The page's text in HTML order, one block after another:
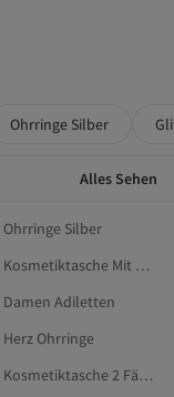
Ohrringe Silber
Alles Sehen
Ohrringe Silber
Kosmetiktasche Mit Pinselfach
Damen Adiletten
Herz Ohrringe
Kosmetiktasche 2 Fächer